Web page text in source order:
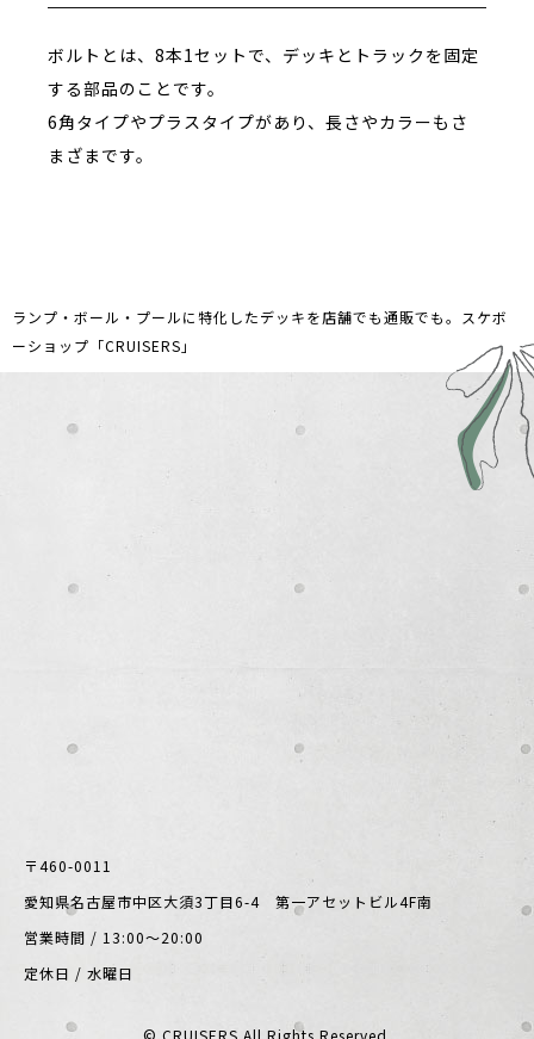
ボルトとは、8本1セットで、デッキとトラックを固定
する部品のことです。
6角タイプやプラスタイプがあり、長さやカラーもさ
まざまです。
ランプ・ボール・プールに特化したデッキを店舗でも通販でも。スケボ
ーショップ「CRUISERS」
〒460-0011
愛知県名古屋市中区大須3丁目6-4 第一アセットビル4F南
営業時間 / 13:00～20:00
定休日 / 水曜日
© CRUISERS All Rights Reserved.